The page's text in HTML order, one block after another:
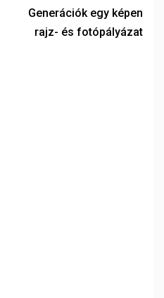
Generációk egy képen
rajz- és fotópályázat